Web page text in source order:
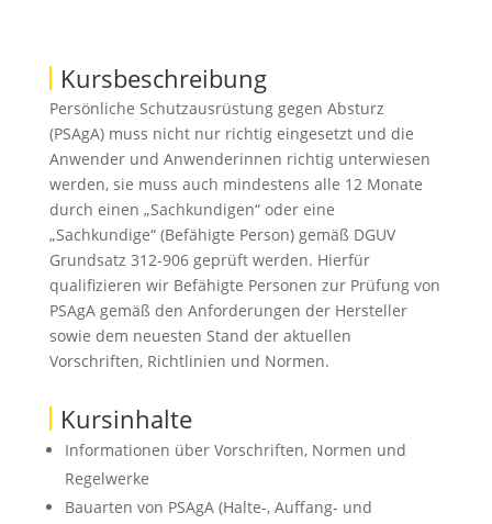
Kursbeschreibung
Persönliche Schutzausrüstung gegen Absturz
(PSAgA) muss nicht nur richtig eingesetzt und die
Anwender und Anwenderinnen richtig unterwiesen
werden, sie muss auch mindestens alle 12 Monate
durch einen „Sachkundigen“ oder eine
„Sachkundige“ (Befähigte Person) gemäß DGUV
Grundsatz 312-906 geprüft werden. Hierfür
qualifizieren wir Befähigte Personen zur Prüfung von
PSAgA gemäß den Anforderungen der Hersteller
sowie dem neuesten Stand der aktuellen
Vorschriften, Richtlinien und Normen.
Kursinhalte
Informationen über Vorschriften, Normen und
Regelwerke
Bauarten von PSAgA (Halte-, Auffang- und